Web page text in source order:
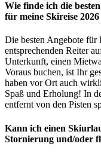
Wie finde ich die
für meine Skireise
Die besten Angebote
entsprechenden Reiter
Unterkunft, einen
Voraus buchen, ist Ihr
haben vor Ort auch
Spaß und Erholung! In
entfernt von den Pisten
Kann ich einen
Stornierung und/oder